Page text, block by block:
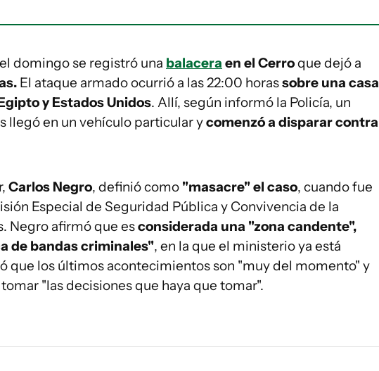
domingo se registró una balacera en el Cerroque dejó a
. El ataque armado ocurrió a las 22:00 horassobre una casa
y Estados Unidos. Allí, según informó la Policía, un
llegó en un vehículo particular ycomenzó a disparar contra
Carlos Negro, definió como "masacre" el caso, cuando fue
Especial de Seguridad Pública y Convivencia de la
Negro afirmó que esconsiderada una "zona candente",
de bandas criminales", en la que el ministerio ya está
que los últimos acontecimientos son "muy del momento" y
"las decisiones que haya que tomar".